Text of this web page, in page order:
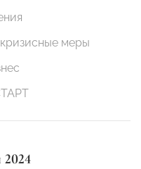
меры
2024